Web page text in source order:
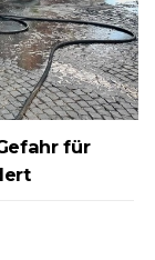
für